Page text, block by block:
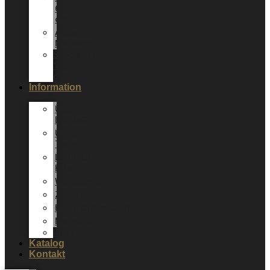
6
cm
Andere
Mixboxen
Information
Über
Unser
Team
HOME
Werdegang
Zertifikate
Energieoptimierung
Neuheiten
Katalog
Kontakt